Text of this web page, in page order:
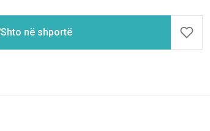
Shto në shportë